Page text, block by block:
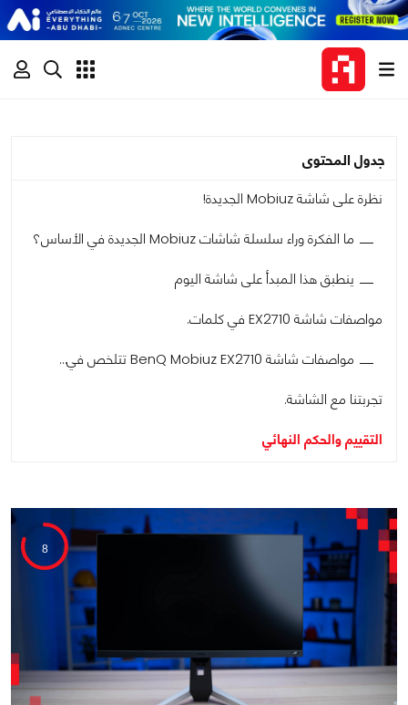
جدول المحتوى
نظرة على شاشة Mobiuz الجديدة!
ما الفكرة وراء سلسلة شاشات Mobiuz الجديدة في الأساس؟
ينطبق هذا المبدأ على شاشة اليوم
مواصفات شاشة EX2710 في كلمات.
مواصفات شاشة BenQ Mobiuz EX2710 تتلخص في…
تجربتنا مع الشاشة.
التقييم والحكم النهائي
8